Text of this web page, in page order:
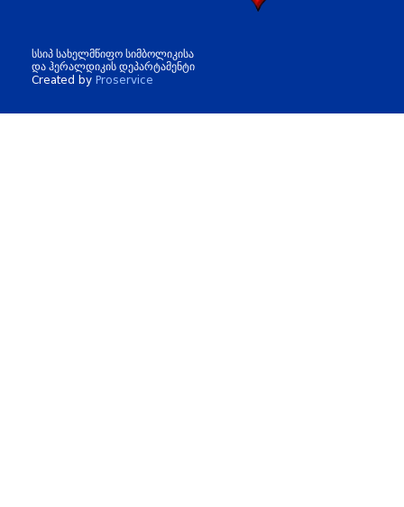
სსიპ სახელმწიფო სიმბოლიკისა
და ჰერალდიკის დეპარტამენტი
Created by Proservice